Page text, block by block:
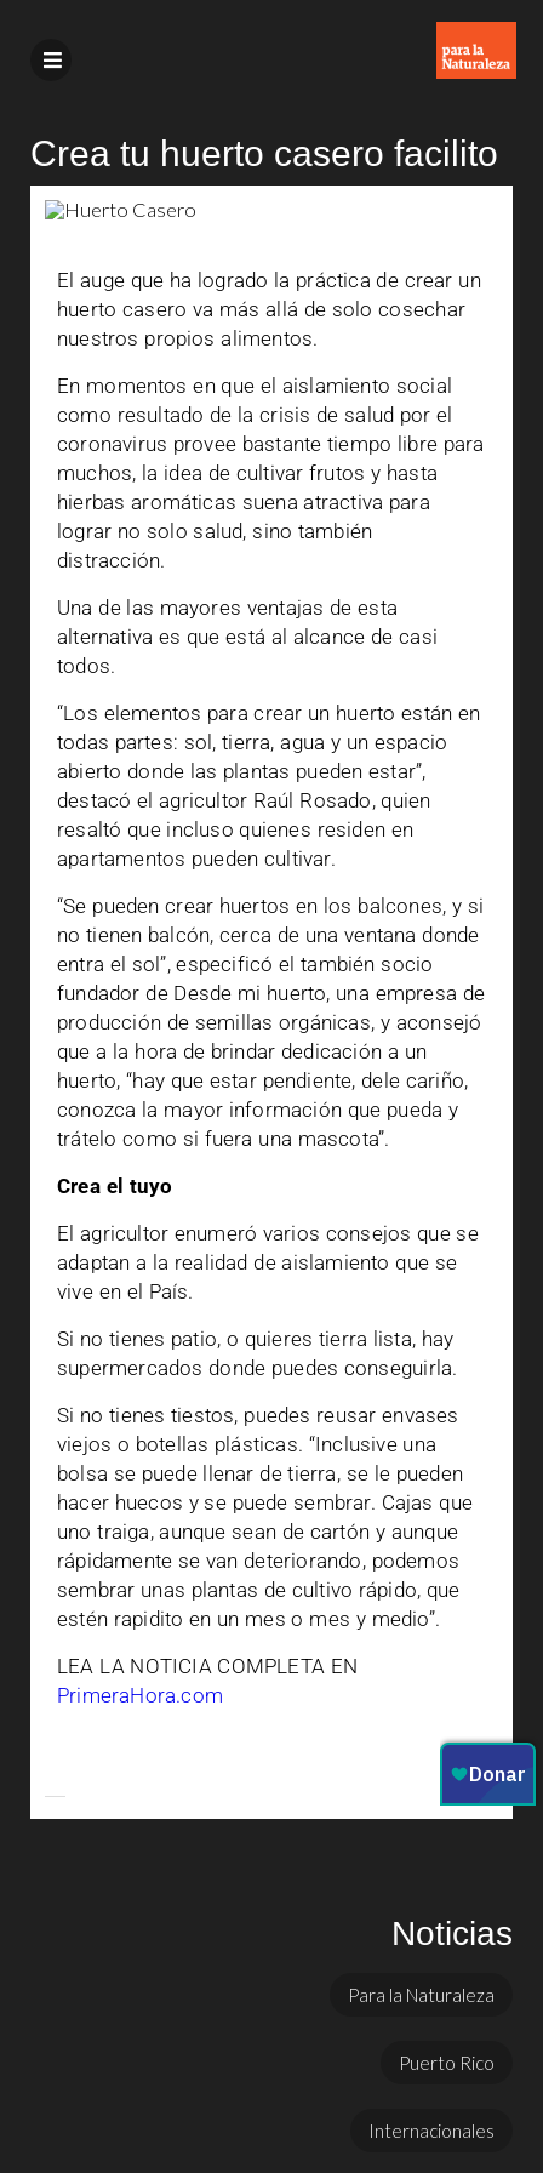
Crea tu huerto casero facilito
El auge que ha logrado la práctica de crear un
huerto casero va más allá de solo cosechar
nuestros propios alimentos.
En momentos en que el aislamiento social
como resultado de la crisis de salud por el
coronavirus provee bastante tiempo libre para
muchos, la idea de cultivar frutos y hasta
hierbas aromáticas suena atractiva para
lograr no solo salud, sino también
distracción.
Una de las mayores ventajas de esta
alternativa es que está al alcance de casi
todos.
“Los elementos para crear un huerto están en
todas partes: sol, tierra, agua y un espacio
abierto donde las plantas pueden estar”,
destacó el agricultor Raúl Rosado, quien
resaltó que incluso quienes residen en
apartamentos pueden cultivar.
“Se pueden crear huertos en los balcones, y si
no tienen balcón, cerca de una ventana donde
entra el sol”, especificó el también socio
fundador de Desde mi huerto, una empresa de
producción de semillas orgánicas, y aconsejó
que a la hora de brindar dedicación a un
huerto, “hay que estar pendiente, dele cariño,
conozca la mayor información que pueda y
trátelo como si fuera una mascota”.
Crea el tuyo
El agricultor enumeró varios consejos que se
adaptan a la realidad de aislamiento que se
vive en el País.
Si no tienes patio, o quieres tierra lista, hay
supermercados donde puedes conseguirla.
Si no tienes tiestos, puedes reusar envases
viejos o botellas plásticas. “Inclusive una
bolsa se puede llenar de tierra, se le pueden
hacer huecos y se puede sembrar. Cajas que
uno traiga, aunque sean de cartón y aunque
rápidamente se van deteriorando, podemos
sembrar unas plantas de cultivo rápido, que
estén rapidito en un mes o mes y medio”.
LEA LA NOTICIA COMPLETA EN
PrimeraHora.com
Noticias
Para la Naturaleza
Puerto Rico
Internacionales